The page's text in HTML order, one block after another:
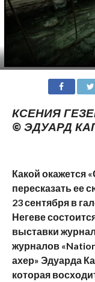
КСЕНИЯ
© ЭДУАРД
Какой окажется
пересказать ее
23 сентября в
Негеве
выставки
журналов «
ахер» Эдуарда
которая